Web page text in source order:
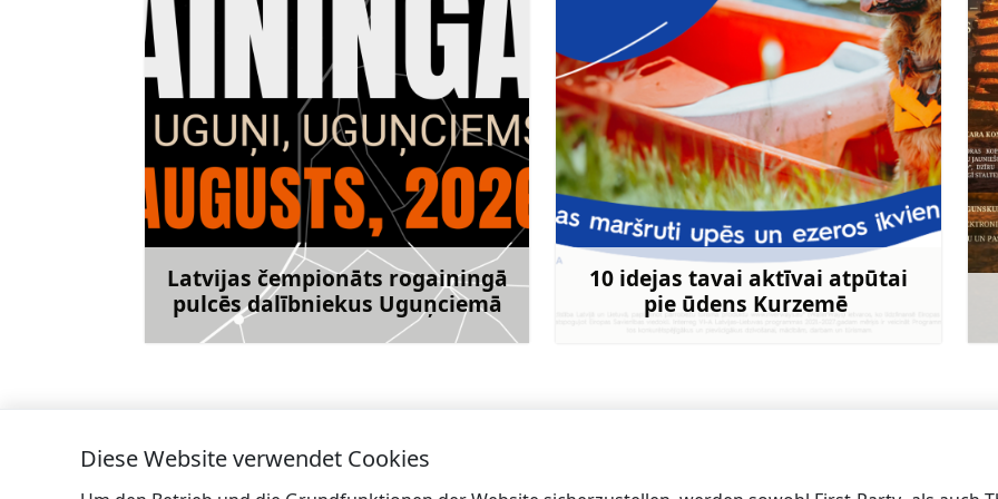
Latvijas čempionāts rogainingā
pulcēs dalībniekus Uguņciemā
Mehr
10 idejas tavai aktīvai atpūtai
pie ūdens Kurzemē
←LVM tūrisma un atpūtas centrs Spāre aicina uz
pārgājienu Iet dabā ar suni
piedaloties Miljards soļu
Diese Website verwendet Cookies